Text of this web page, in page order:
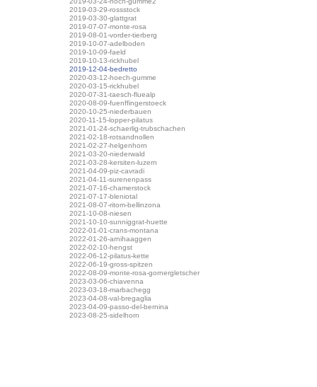
2019-03-29-rossstock
2019-03-30-glattgrat
2019-07-07-monte-rosa
2019-08-01-vorder-tierberg
2019-10-07-adelboden
2019-10-09-faeld
2019-10-13-rickhubel
2019-12-04-bedretto
2020-03-12-hoech-gumme
2020-03-15-rickhubel
2020-07-31-taesch-fluealp
2020-08-09-fuenffingerstoeck
2020-10-25-niederbauen
2020-11-15-lopper-pilatus
2021-01-24-schaerlig-trubschachen
2021-02-18-rotsandnollen
2021-02-27-helgenhorn
2021-03-20-niederwald
2021-03-28-kersiten-luzern
2021-04-09-piz-cavradi
2021-04-11-surenenpass
2021-07-16-chamerstock
2021-07-17-bleniotal
2021-08-07-ritom-bellinzona
2021-10-08-niesen
2021-10-10-sunniggrat-huette
2022-01-01-crans-montana
2022-01-26-arnihaaggen
2022-02-10-hengst
2022-06-12-pilatus-kette
2022-06-19-gross-spitzen
2022-08-09-monte-rosa-gornergletscher
2023-03-06-chiavenna
2023-03-18-marbachegg
2023-04-08-val-bregaglia
2023-04-09-passo-del-bernina
2023-08-25-sidelhorn